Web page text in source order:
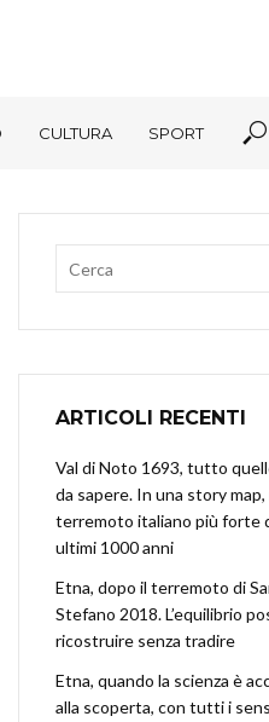
CULTURA SPORT
ARTICOLI RECENTI
Val di Noto 1693, tutto
da sapere. In una story map,
terremoto italiano più forte
ultimi 1000 anni
Etna, dopo il terremoto di
Stefano 2018. L’equilibrio
ricostruire senza tradire
Etna, quando la scienza è
alla scoperta, con tutti i